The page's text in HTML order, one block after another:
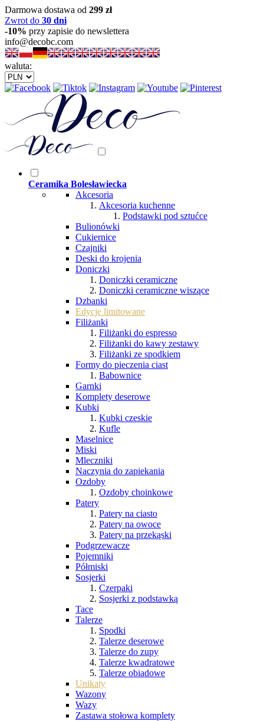
Darmowa dostawa od 299 zł
Zwrot do 30 dni
-10% przy zapisie do newslettera
info@decobc.com
waluta:
Ceramika Bolesławiecka
Akcesoria
Akcesoria kuchenne
Podstawki pod sztućce
Bulionówki
Cukiernice
Czajniki
Deski do krojenia
Doniczki
Doniczki ceramiczne
Doniczki ceramiczne wiszące
Dzbanki
Edycje limitowane
Filiżanki
Filiżanki do espresso
Filiżanki do kawy zestawy
Filiżanki ze spodkiem
Formy do pieczenia ciast
Babownice
Garnki
Komplety deserowe
Kubki
Kubki czeskie
Kufle
Maselnice
Miski
Mleczniki
Naczynia do zapiekania
Ozdoby
Ozdoby choinkowe
Patery
Patery na ciasto
Patery na owoce
Patery na przekąski
Podgrzewacze
Pojemniki
Półmiski
Sosjerki
Czerpaki
Sosjerki z podstawką
Tace
Talerze
Spodki
Talerze deserowe
Talerze do zupy
Talerze kwadratowe
Talerze obiadowe
Unikaty
Wazony
Wazy
Zastawa stołowa komplety